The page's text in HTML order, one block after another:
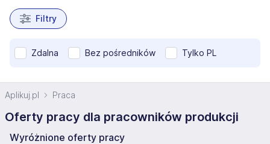
Filtry
Zdalna Bez pośredników Tylko PL
Aplikuj.pl Praca
Oferty pracy dla pracowników produkcji
Wyróżnione oferty pracy